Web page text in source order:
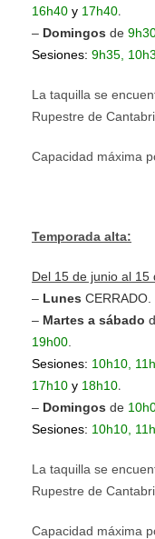
16h40 y 17h40.
– Domingos de
Sesiones: 9h35,
La taquilla se
Rupestre de
Capacidad máxima
Temporada alta:
Del 15 de junio al 15
– Lunes CERRADO.
– Martes a sábado
19h00
Sesiones: 10h10,
17h10 y 18h10.
– Domingos de
Sesiones: 10h10,
La taquilla se
Rupestre de
Capacidad máxima